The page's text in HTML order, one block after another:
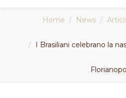
Home News
I Brasiliani celebrano la